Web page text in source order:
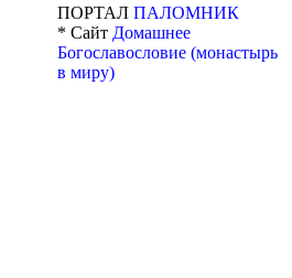
ПОРТАЛ ПАЛОМНИК
* Сайт Домашнее
Богославословие (монастырь
в миру)